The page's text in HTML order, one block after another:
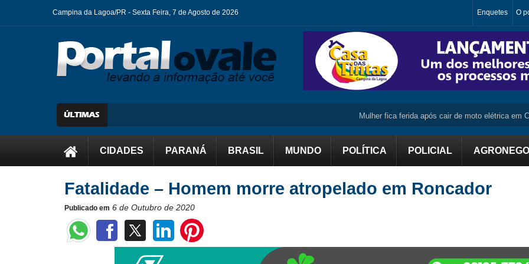
Campina da Lagoa/PR - Sexta Feira, 7 de Agosto de 2026 Enquetes O
Mulher fica ferida após cair de moto elétrica em
CIDADES PARANÁ BRASIL MUNDO POLÍTICA POLICIAL
Fatalidade – Homem morre atropelado em Roncador
Publicado em 6 de Outubro de 2020